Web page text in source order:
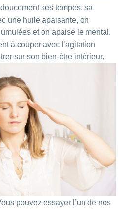
ses tempes, sa
une huile apaisante, on
et on apaise le mental.
à couper avec l’agitation
sur son bien-être intérieur.
pouvez essayer l’un de nos